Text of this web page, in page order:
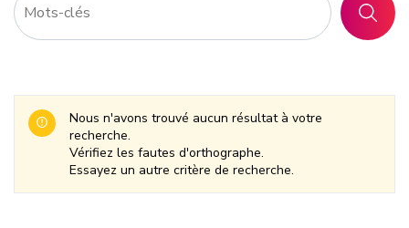
Nous n'avons trouvé aucun résultat à votre
recherche.
Vérifiez les fautes d'orthographe.
Essayez un autre critère de recherche.